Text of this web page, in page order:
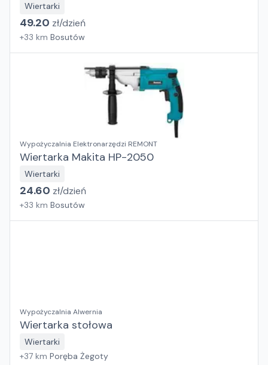
Wiertarki
49.20 zł/dzień
+33 km Bosutów
Wypożyczalnia Elektronarzędzi REMONT
Wiertarka Makita HP-2050
Wiertarki
24.60 zł/dzień
+33 km Bosutów
Wypożyczalnia Alwernia
Wiertarka stołowa
Wiertarki
+37 km Poręba Żegoty